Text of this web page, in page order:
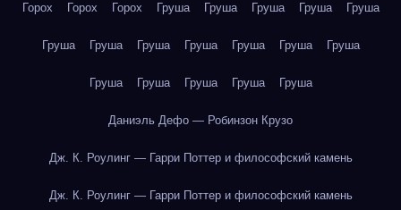
Горох Горох Горох Груша Груша Груша Груша Груша
Груша Груша Груша Груша Груша Груша Груша
Груша Груша Груша Груша Груша
Даниэль Дефо — Робинзон Крузо
Дж. К. Роулинг — Гарри Поттер и философский камень
Дж. К. Роулинг — Гарри Поттер и философский камень